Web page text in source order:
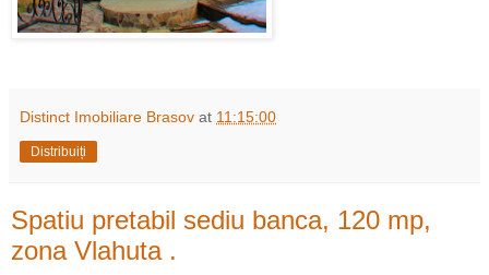
Distinct Imobiliare Brasov at 11:15:00
Distribuiți
Spatiu pretabil sediu banca, 120 mp,
zona Vlahuta .